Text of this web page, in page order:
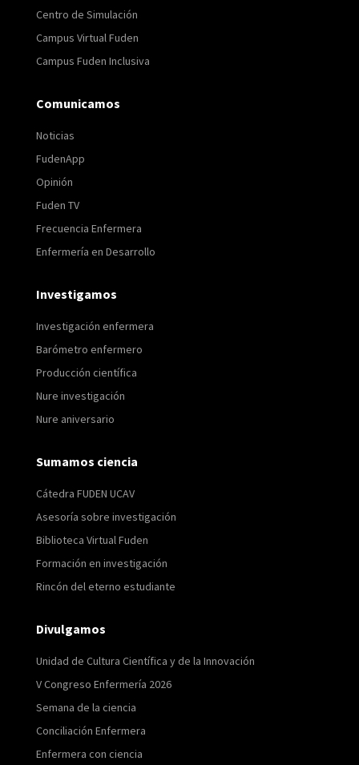
Centro de Simulación
Campus Virtual Fuden
Campus Fuden Inclusiva
Comunicamos
Noticias
FudenApp
Opinión
Fuden TV
Frecuencia Enfermera
Enfermería en Desarrollo
Investigamos
Investigación enfermera
Barómetro enfermero
Producción científica
Nure investigación
Nure aniversario
Sumamos ciencia
Cátedra FUDEN UCAV
Asesoría sobre investigación
Biblioteca Virtual Fuden
Formación en investigación
Rincón del eterno estudiante
Divulgamos
Unidad de Cultura Científica y de la Innovación
V Congreso Enfermería 2026
Semana de la ciencia
Conciliación Enfermera
Enfermera con ciencia